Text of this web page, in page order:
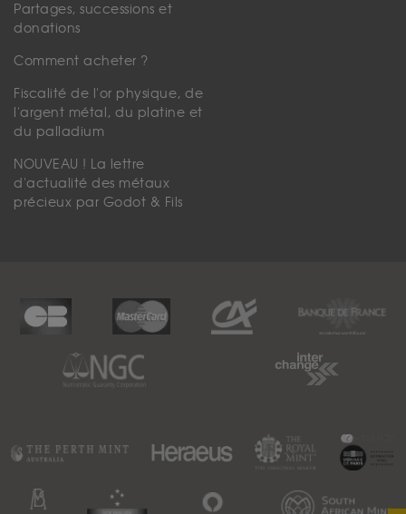
Partages, successions et
donations
Comment acheter ?
Fiscalité de l'or physique, de
l'argent métal, du platine et
du palladium
NOUVEAU ! La lettre
d'actualité des métaux
précieux par Godot & Fils